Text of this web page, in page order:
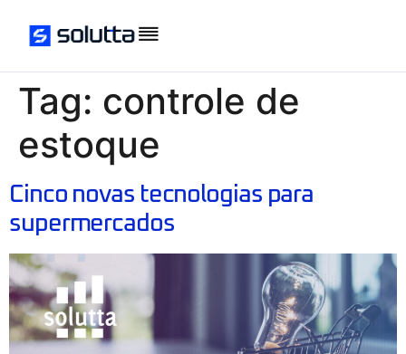
Tag: controle de
estoque
Cinco novas tecnologias para
supermercados